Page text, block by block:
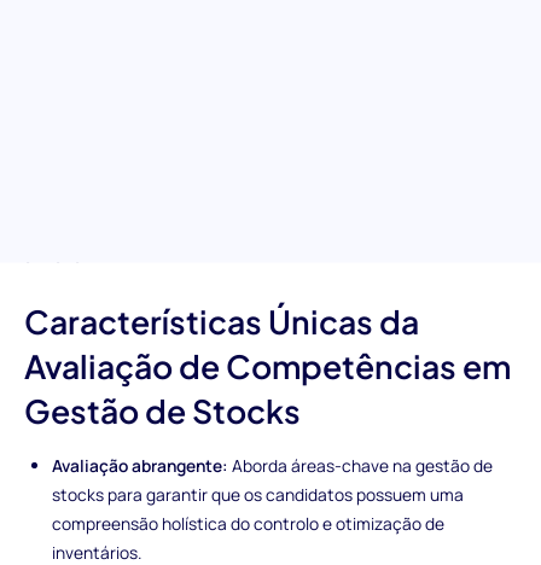
Características Únicas da
Avaliação de Competências em
Gestão de Stocks
Avaliação abrangente: Aborda áreas-chave na gestão de
stocks para garantir que os candidatos possuem uma
compreensão holística do controlo e otimização de
inventários.